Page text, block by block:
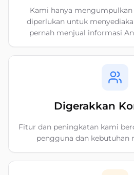
Kami hanya mengumpulkan
diperlukan untuk
pernah menjual informasi
Digerakkan
Fitur dan peningkatan kami
pengguna dan kebutuhan